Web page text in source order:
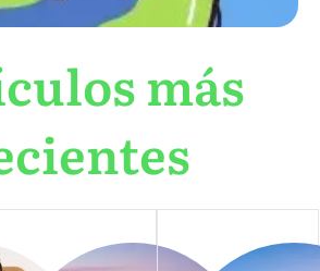
más